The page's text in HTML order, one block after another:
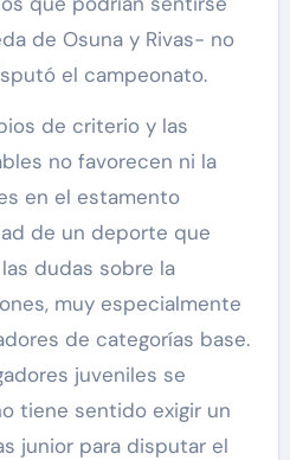
de Osuna y Rivas- no
el campeonato.
de criterio y las
no favorecen ni la
en el estamento
de un deporte que
dudas sobre la
muy especialmente
de categorías base.
juveniles se
tiene sentido exigir un
junior para disputar el